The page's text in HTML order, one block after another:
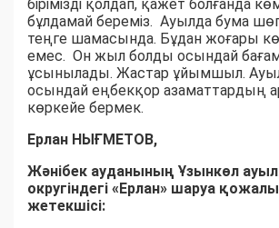
бірімізді қолдап, қажет болғанда
бұлдамай береміз. Ауылда бума
теңге шамасында. Бұдан жоғары
емес. Он жыл болды осындай
ұсынылады. Жастар ұйымшыл.
осындай еңбекқор азаматтардың
көркейе бермек.
Ерлан НЫҒМЕТОВ,
Жәнібек ауданының Ұзынкөл
округіндегі «Ерлан» шаруа
жетекшісі: